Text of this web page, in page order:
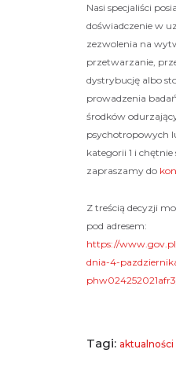
Nasi specjaliści
doświadczenie w
zezwolenia na
przetwarzanie,
dystrybucję albo
prowadzenia
środków
psychotropowych
kategorii 1 i chętnie
zapraszamy do
Z treścią decyzji
pod adresem:
https://
dnia-4-
Tagi: aktualności